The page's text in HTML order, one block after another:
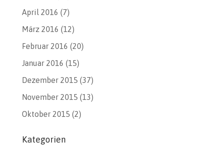
April 2016 (7)
März 2016 (12)
Februar 2016 (20)
Januar 2016 (15)
Dezember 2015 (37)
November 2015 (13)
Oktober 2015 (2)
Kategorien